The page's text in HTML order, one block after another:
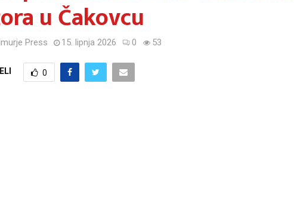
u Čakovcu
Press 15. lipnja 2026 0 53
0